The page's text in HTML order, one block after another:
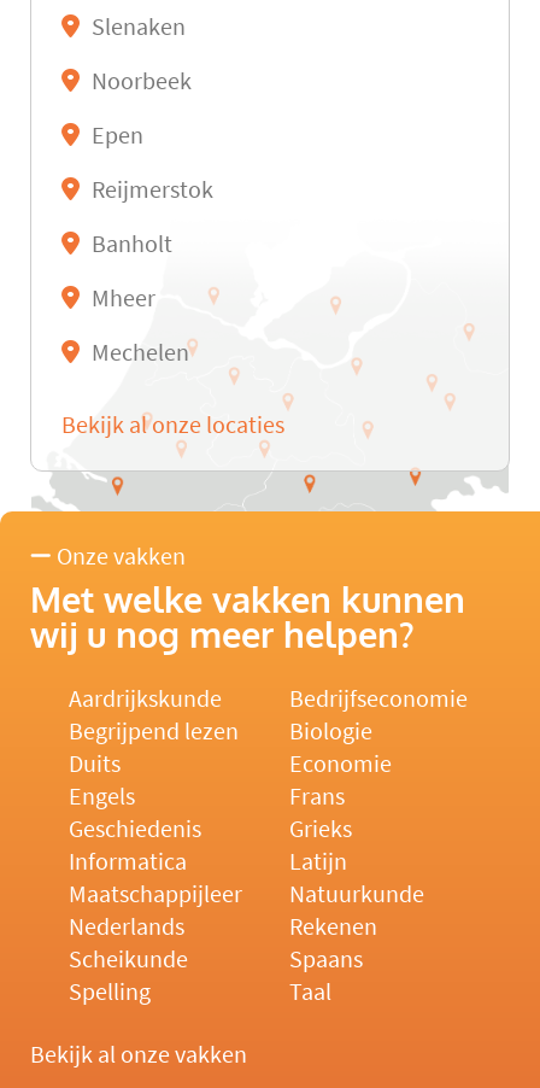
Slenaken
Noorbeek
Epen
Reijmerstok
Banholt
Mheer
Mechelen
Bekijk al onze locaties
Onze vakken
Met welke vakken kunnen
wij u nog meer helpen?
Aardrijkskunde
Bedrijfseconomie
Begrijpend lezen
Biologie
Duits
Economie
Engels
Frans
Geschiedenis
Grieks
Informatica
Latijn
Maatschappijleer
Natuurkunde
Nederlands
Rekenen
Scheikunde
Spaans
Spelling
Taal
Bekijk al onze vakken